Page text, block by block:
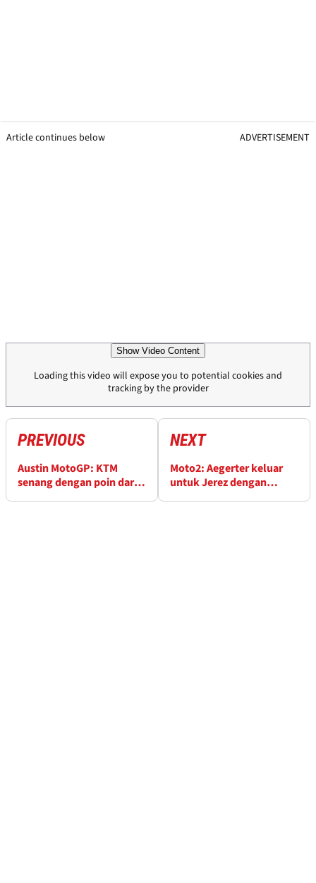
Article continues below ADVERTISEMENT
Show Video Content
Loading this video will expose you to potential cookies and
tracking by the provider
PREVIOUS
Austin MotoGP: KTM
senang dengan poin dari
NEXT
Moto2: Aegerter keluar
untuk Jerez dengan